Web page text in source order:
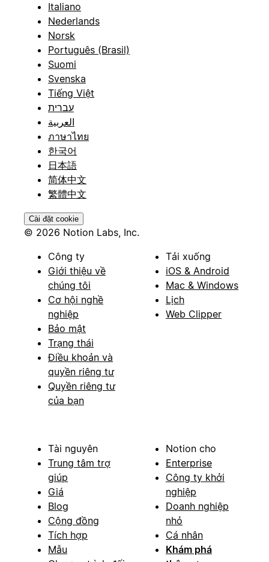
Italiano
Nederlands
Norsk
Português (Brasil)
Suomi
Svenska
Tiếng Việt
עברית
العربية
ภาษาไทย
한국어
日本語
简体中文
繁體中文
Cài đặt cookie
© 2026 Notion Labs, Inc.
Công ty
Giới thiệu về
chúng tôi
Cơ hội nghề
nghiệp
Bảo mật
Trạng thái
Điều khoản và
quyền riêng tư
Quyền riêng tư
của bạn
Tải xuống
iOS & Android
Mac & Windows
Lịch
Web Clipper
Tài nguyên
Trung tâm trợ
giúp
Giá
Blog
Cộng đồng
Tích hợp
Mẫu
Notion cho
Enterprise
Công ty khởi
nghiệp
Doanh nghiệp
nhỏ
Cá nhân
Khám phá